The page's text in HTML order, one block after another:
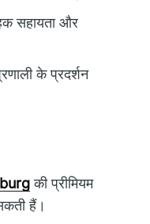
सहायता और
के प्रदर्शन
की प्रीमियम
हैं।